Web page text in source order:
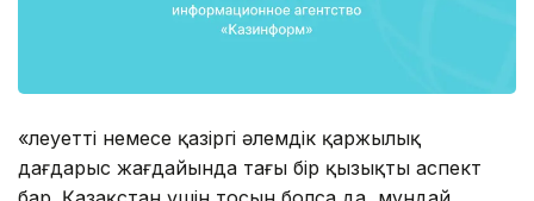
«Әлеуетті немесе қазіргі әлемдік қаржылық
дағдарыс жағдайында тағы бір қызықты аспект